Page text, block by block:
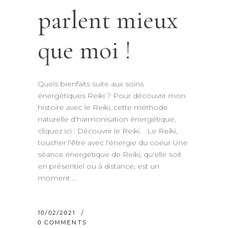
parlent mieux
que moi !
Quels bienfaits suite aux soins
énergétiques Reiki ? Pour découvrir mon
histoire avec le Reiki, cette méthode
naturelle d'harmonisation énergétique,
cliquez ici : Découvrir le Reiki. Le Reiki,
toucher l'être avec l'énergie du coeur Une
séance énergétique de Reiki, qu'elle soit
en présentiel ou à distance, est un
moment
10/02/2021
0 COMMENTS